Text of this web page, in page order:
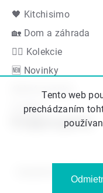
Tento web
prechádzaním
🖤 Kitchisimo
🏡 Dom a záhrada
👍🏻 Kolekcie
🆕 Novinky
Akčná ponuka
Značky
Podporujeme